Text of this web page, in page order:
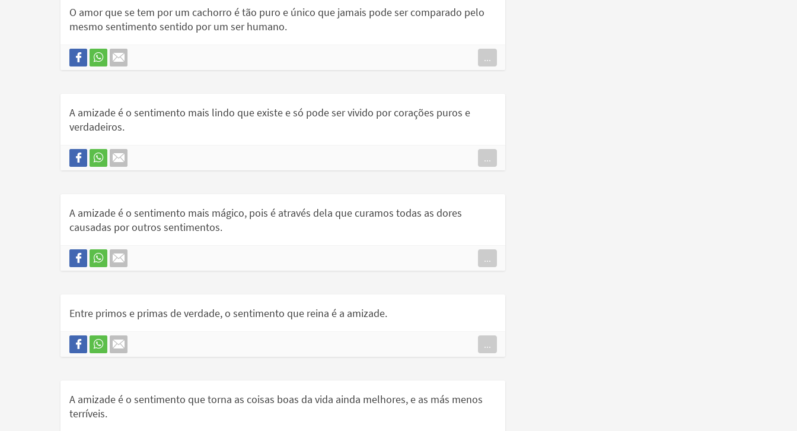
O amor que se tem por um cachorro é tão puro e único que jamais pode ser comparado pelo
mesmo sentimento sentido por um ser humano.
...
A amizade é o sentimento mais lindo que existe e só pode ser vivido por corações puros e
verdadeiros.
...
A amizade é o sentimento mais mágico, pois é através dela que curamos todas as dores
causadas por outros sentimentos.
...
Entre primos e primas de verdade, o sentimento que reina é a amizade.
...
A amizade é o sentimento que torna as coisas boas da vida ainda melhores, e as más menos
terríveis.